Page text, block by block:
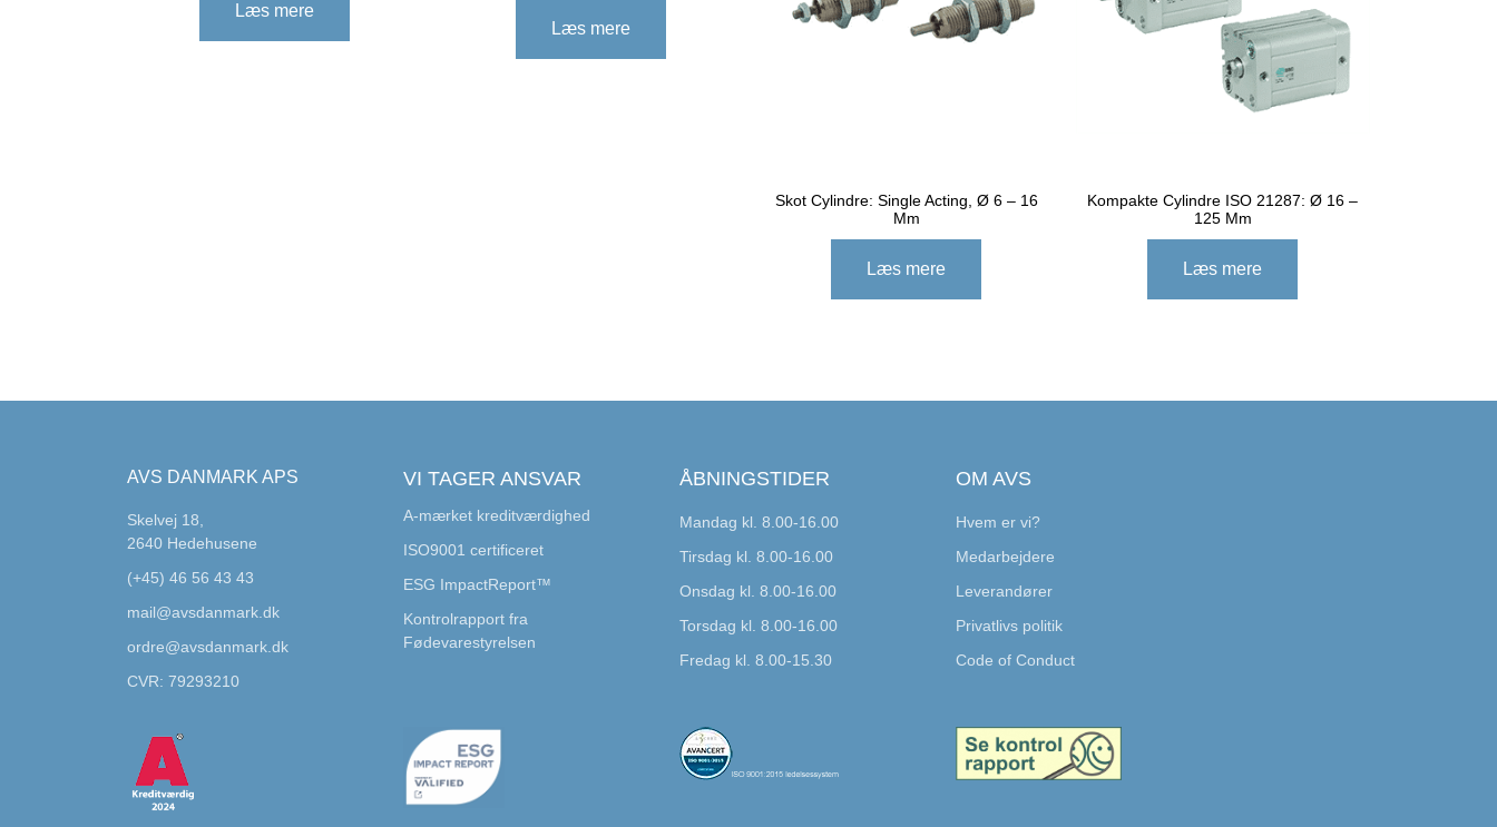
Læs mere
Læs mere
Skot Cylindre: Single Acting, Ø 6 – 16
Mm
Læs mere
Kompakte Cylindre ISO 21287: Ø 16 –
125 Mm
Læs mere
AVS DANMARK APS
Skelvej 18,
2640 Hedehusene
(+45) 46 56 43 43
mail@avsdanmark.dk
ordre@avsdanmark.dk
CVR: 79293210
VI TAGER ANSVAR
A-mærket kreditværdighed
ISO9001 certificeret
ESG ImpactReport™
Kontrolrapport fra
Fødevarestyrelsen
ÅBNINGSTIDER
Mandag kl. 8.00-16.00
Tirsdag kl. 8.00-16.00
Onsdag kl. 8.00-16.00
Torsdag kl. 8.00-16.00
Fredag kl. 8.00-15.30
OM AVS
Hvem er vi?
Medarbejdere
Leverandører
Privatlivs politik
Code of Conduct